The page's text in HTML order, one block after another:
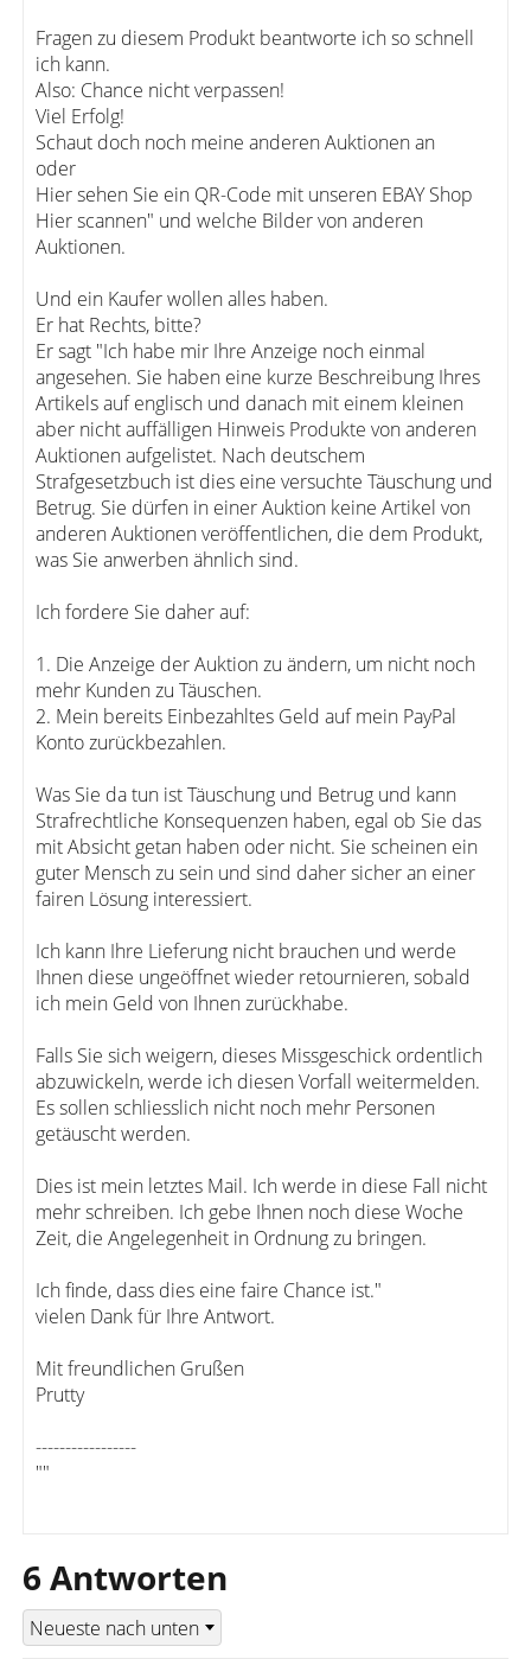
Fragen zu diesem Produkt beantworte ich so schnell
ich kann.
Also: Chance nicht verpassen!
Viel Erfolg!
Schaut doch noch meine anderen Auktionen an
oder
Hier sehen Sie ein QR-Code mit unseren EBAY Shop
Hier scannen" und welche Bilder von anderen
Auktionen.
Und ein Kaufer wollen alles haben.
Er hat Rechts, bitte?
Er sagt "Ich habe mir Ihre Anzeige noch einmal
angesehen. Sie haben eine kurze Beschreibung Ihres
Artikels auf englisch und danach mit einem kleinen
aber nicht auffälligen Hinweis Produkte von anderen
Auktionen aufgelistet. Nach deutschem
Strafgesetzbuch ist dies eine versuchte Täuschung und
Betrug. Sie dürfen in einer Auktion keine Artikel von
anderen Auktionen veröffentlichen, die dem Produkt,
was Sie anwerben ähnlich sind.
Ich fordere Sie daher auf:
1. Die Anzeige der Auktion zu ändern, um nicht noch
mehr Kunden zu Täuschen.
2. Mein bereits Einbezahltes Geld auf mein PayPal
Konto zurückbezahlen.
Was Sie da tun ist Täuschung und Betrug und kann
Strafrechtliche Konsequenzen haben, egal ob Sie das
mit Absicht getan haben oder nicht. Sie scheinen ein
guter Mensch zu sein und sind daher sicher an einer
fairen Lösung interessiert.
Ich kann Ihre Lieferung nicht brauchen und werde
Ihnen diese ungeöffnet wieder retournieren, sobald
ich mein Geld von Ihnen zurückhabe.
Falls Sie sich weigern, dieses Missgeschick ordentlich
abzuwickeln, werde ich diesen Vorfall weitermelden.
Es sollen schliesslich nicht noch mehr Personen
getäuscht werden.
Dies ist mein letztes Mail. Ich werde in diese Fall nicht
mehr schreiben. Ich gebe Ihnen noch diese Woche
Zeit, die Angelegenheit in Ordnung zu bringen.
Ich finde, dass dies eine faire Chance ist."
vielen Dank für Ihre Antwort.
Mit freundlichen Grußen
Prutty
-----------------
""
6 Antworten